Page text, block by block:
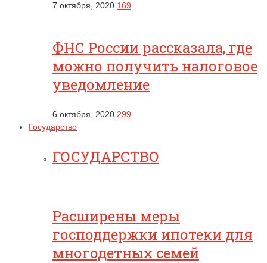
7 октября, 2020 169
ФНС России рассказала, где
можно получить налоговое
уведомление
6 октября, 2020 299
Государство
ГОСУДАРСТВО
Расширены меры
господдержки ипотеки для
многодетных семей